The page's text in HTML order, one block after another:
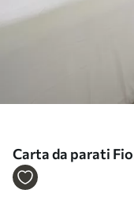
Carta da parati
pastello Nr. a00306